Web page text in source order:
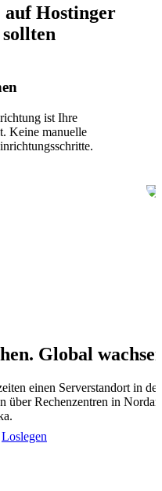
auf Hostinger
ist Ihre
Keine manuelle
Global
einen Serverstandort in
über Rechenzentren in
Loslegen